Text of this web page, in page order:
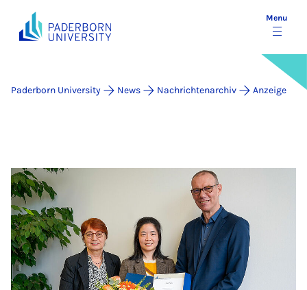
Menu
Paderborn University News Nachrichtenarchiv Anzeige